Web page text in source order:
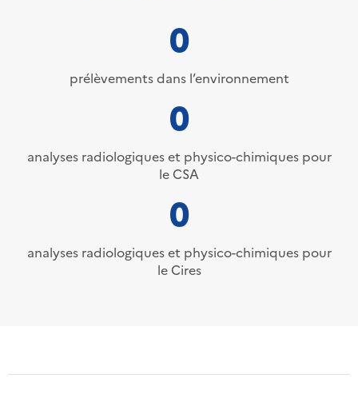
0
prélèvements dans l’environnement
0
analyses radiologiques et physico-chimiques pour
le CSA
0
analyses radiologiques et physico-chimiques pour
le Cires